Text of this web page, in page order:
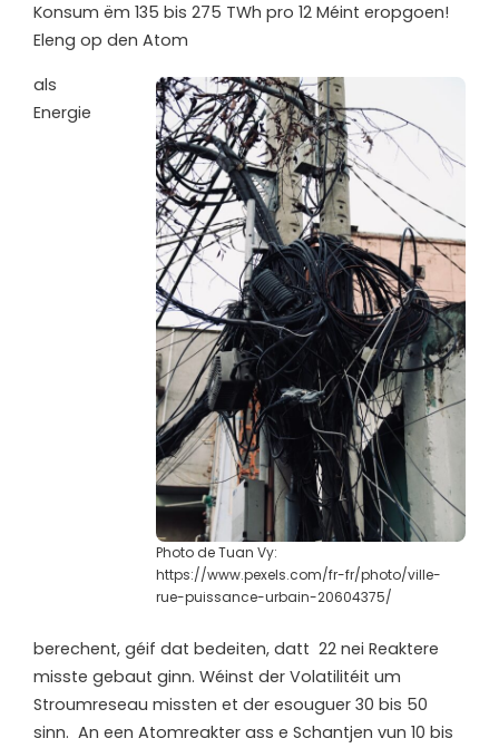
Konsum ëm 135 bis 275 TWh pro 12 Méint eropgoen!
Eleng op den Atom
Photo de Tuan Vy:
https://www.pexels.com/fr-fr/photo/ville-
rue-puissance-urbain-20604375/
als
Energie
berechent, géif dat bedeiten, datt 22 nei Reaktere
misste gebaut ginn. Wéinst der Volatilitéit um
Stroumreseau missten et der esouguer 30 bis 50
sinn. An een Atomreakter ass e Schantjen vun 10 bis